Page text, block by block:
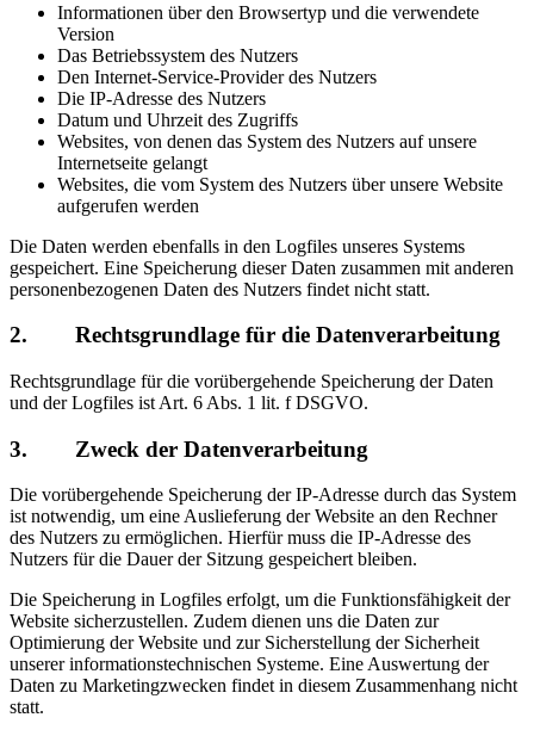
Informationen über den Browsertyp und die verwendete
Version
Das Betriebssystem des Nutzers
Den Internet-Service-Provider des Nutzers
Die IP-Adresse des Nutzers
Datum und Uhrzeit des Zugriffs
Websites, von denen das System des Nutzers auf unsere
Internetseite gelangt
Websites, die vom System des Nutzers über unsere Website
aufgerufen werden
Die Daten werden ebenfalls in den Logfiles unseres Systems
gespeichert. Eine Speicherung dieser Daten zusammen mit anderen
personenbezogenen Daten des Nutzers findet nicht statt.
2. Rechtsgrundlage für die Datenverarbeitung
Rechtsgrundlage für die vorübergehende Speicherung der Daten
und der Logfiles ist Art. 6 Abs. 1 lit. f DSGVO.
3. Zweck der Datenverarbeitung
Die vorübergehende Speicherung der IP-Adresse durch das System
ist notwendig, um eine Auslieferung der Website an den Rechner
des Nutzers zu ermöglichen. Hierfür muss die IP-Adresse des
Nutzers für die Dauer der Sitzung gespeichert bleiben.
Die Speicherung in Logfiles erfolgt, um die Funktionsfähigkeit der
Website sicherzustellen. Zudem dienen uns die Daten zur
Optimierung der Website und zur Sicherstellung der Sicherheit
unserer informationstechnischen Systeme. Eine Auswertung der
Daten zu Marketingzwecken findet in diesem Zusammenhang nicht
statt.